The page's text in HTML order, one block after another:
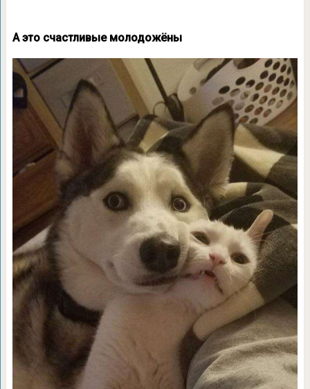
А это счастливые молодожёны